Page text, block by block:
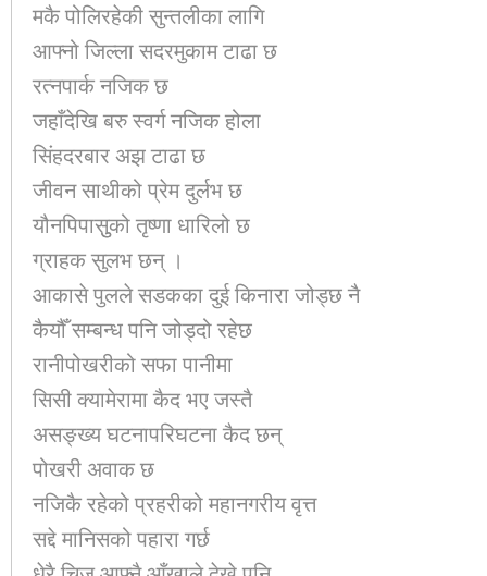
मकै पोलिरहेकी सुन्तलीका लागि
आफ्नो जिल्ला सदरमुकाम टाढा छ
रत्नपार्क नजिक छ
जहाँदेखि बरु स्वर्ग नजिक होला
सिंहदरबार अझ टाढा छ
जीवन साथीको प्रेम दुर्लभ छ
यौनपिपासुुको तृष्णा धारिलो छ
ग्राहक सुलभ छन् ।
आकासे पुलले सडकका दुई किनारा जोड्छ नै
कैयौँ सम्बन्ध पनि जोड्दो रहेछ
रानीपोखरीको सफा पानीमा
सिसी क्यामेरामा कैद भए जस्तै
असङ्ख्य घटनापरिघटना कैद छन्
पोखरी अवाक छ
नजिकै रहेको प्रहरीको महानगरीय वृत्त
सद्दे मानिसको पहारा गर्छ